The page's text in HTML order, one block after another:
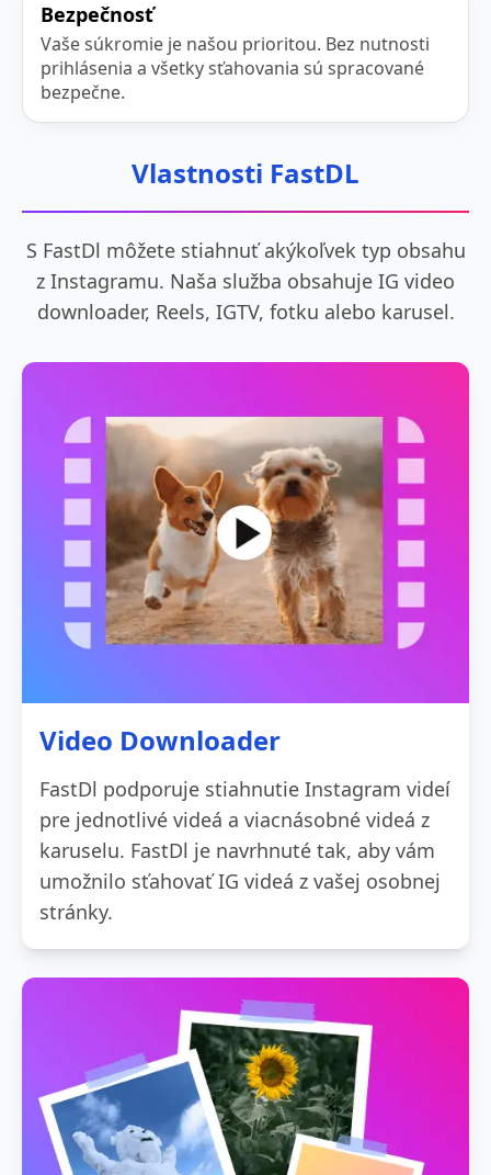
Bezpečnosť
Vaše súkromie je našou prioritou. Bez nutnosti
prihlásenia a všetky sťahovania sú spracované
bezpečne.
Vlastnosti FastDL
S FastDl môžete stiahnuť akýkoľvek typ obsahu
z Instagramu. Naša služba obsahuje IG video
downloader, Reels, IGTV, fotku alebo karusel.
Video Downloader
FastDl podporuje stiahnutie Instagram videí
pre jednotlivé videá a viacnásobné videá z
karuselu. FastDl je navrhnuté tak, aby vám
umožnilo sťahovať IG videá z vašej osobnej
stránky.